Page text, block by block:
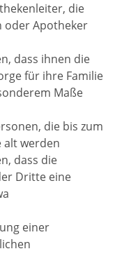
die
oder Apotheker
dass ihnen die
für ihre Familie
Maße
die bis zum
alt werden
dass die
Dritte eine
einer